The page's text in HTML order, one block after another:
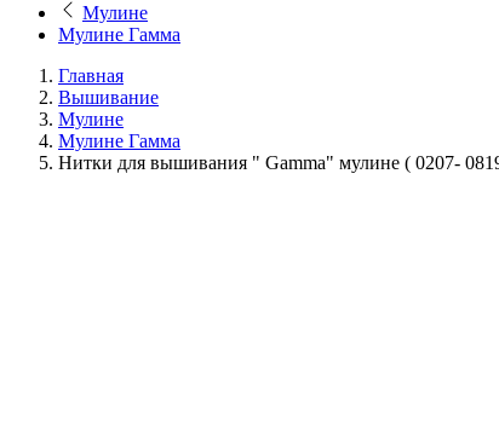
Мулине
Мулине Гамма
Главная
Вышивание
Мулине
Мулине Гамма
Нитки для вышивания " Gamma" мулине ( 0207-